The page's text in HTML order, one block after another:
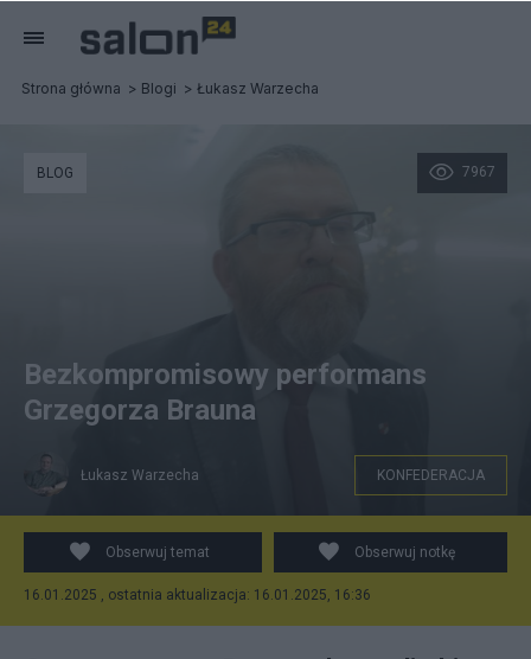
Strona główna Blogi Łukasz Warzecha
7967
BLOG
Bezkompromisowy performans
Grzegorza Brauna
Łukasz Warzecha KONFEDERACJA
Obserwuj temat Obserwuj notkę
16.01.2025 , ostatnia aktualizacja: 16.01.2025, 16:36